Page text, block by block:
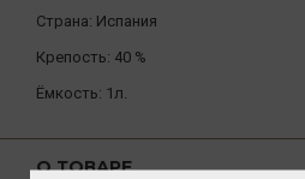
Страна: Испания
Крепость: 40 %
Ёмкость: 1л.
О ТОВАРЕ